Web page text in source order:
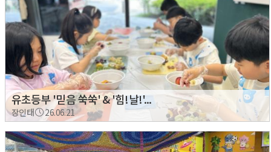
유초등부 '믿음 쑥쑥' & '힘!날!'...
장인태 26.06.21